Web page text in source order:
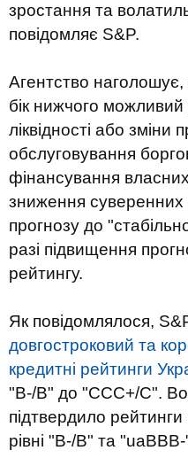
зростання та
повідомляє S&P.
Агентство
бік нижчого можливий
ліквідності або зміни
обслуговування
фінансування
зниження суверенних
прогнозу до
разі підвищення
рейтингу.
Як повідомлялося,
довгостроковий та
кредитні рейтинги
"B-/B" до "CCC+/C".
підтвердило
рівні "B-/B" та